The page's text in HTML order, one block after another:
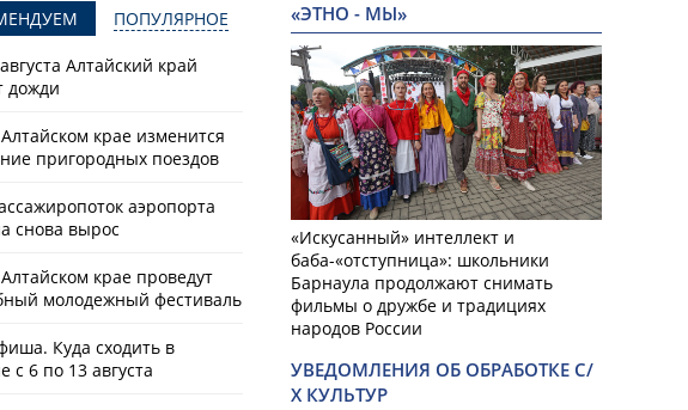
ПОПУЛЯРНОЕ
Алтайский край
дожди
крае изменится
пригородных поездов
аэропорта
снова вырос
крае проведут
молодежный фестиваль
Куда сходить в
с 6 по 13 августа
«ЭТНО - МЫ»
«Искусанный» интеллект и
баба-«отступница»: школьники
Барнаула продолжают снимать
фильмы о дружбе и традициях
народов России
УВЕДОМЛЕНИЯ ОБ ОБРАБОТКЕ С/
Х КУЛЬТУР